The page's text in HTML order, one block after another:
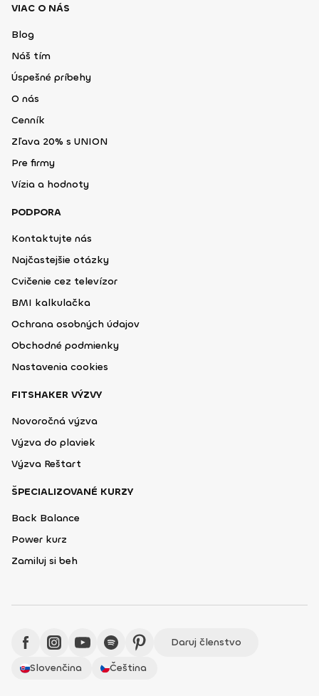
VIAC O NÁS
Blog
Náš tím
Úspešné príbehy
O nás
Cenník
Zľava 20% s UNION
Pre firmy
Vízia a hodnoty
PODPORA
Kontaktujte nás
Najčastejšie otázky
Cvičenie cez televízor
BMI kalkulačka
Ochrana osobných údajov
Obchodné podmienky
Nastavenia cookies
FITSHAKER VÝZVY
Novoročná výzva
Výzva do plaviek
Výzva Reštart
ŠPECIALIZOVANÉ KURZY
Back Balance
Power kurz
Zamiluj si beh
Daruj členstvo
Slovenčina
Čeština